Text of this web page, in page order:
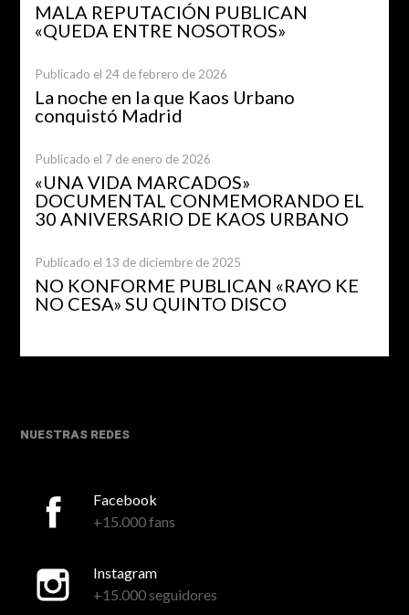
MALA REPUTACIÓN PUBLICAN
«QUEDA ENTRE NOSOTROS»
Publicado el 24 de febrero de 2026
La noche en la que Kaos Urbano
conquistó Madrid
Publicado el 7 de enero de 2026
«UNA VIDA MARCADOS»
DOCUMENTAL CONMEMORANDO EL
30 ANIVERSARIO DE KAOS URBANO
Publicado el 13 de diciembre de 2025
NO KONFORME PUBLICAN «RAYO KE
NO CESA» SU QUINTO DISCO
NUESTRAS REDES
Facebook
+15.000 fans
Instagram
+15.000 seguidores